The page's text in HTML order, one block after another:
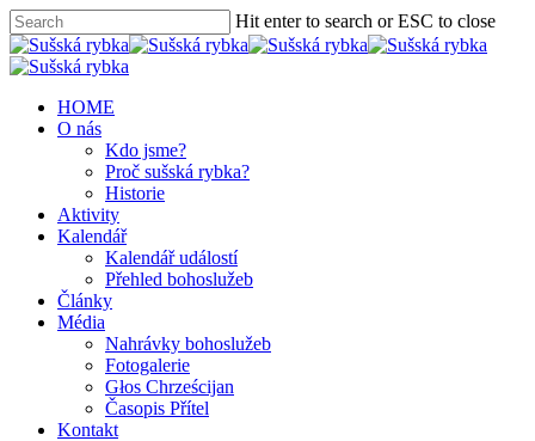
Hit enter to search or ESC to close
HOME
O nás
Kdo jsme?
Proč sušská rybka?
Historie
Aktivity
Kalendář
Kalendář událostí
Přehled bohoslužeb
Články
Média
Nahrávky bohoslužeb
Fotogalerie
Głos Chrześcijan
Časopis Přítel
Kontakt